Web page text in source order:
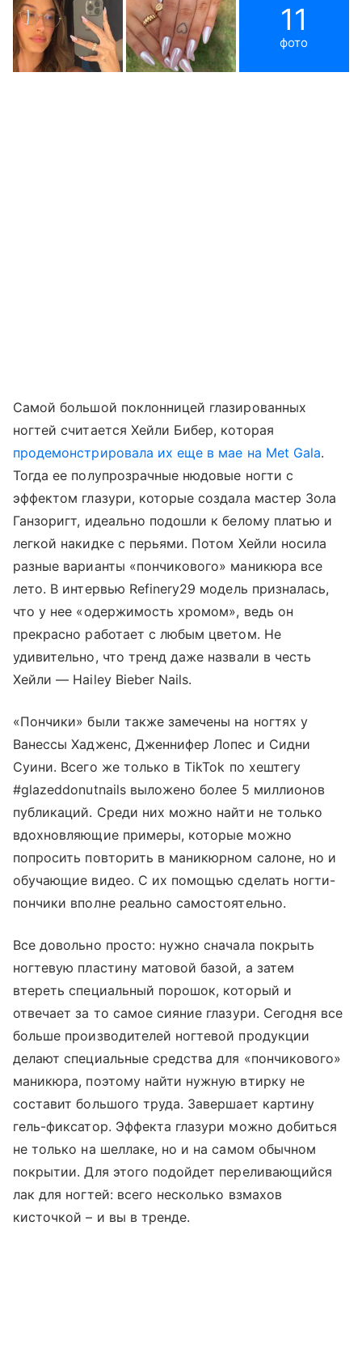
11
фото
Самой большой поклонницей глазированных
ногтей считается Хейли Бибер, которая
продемонстрировала их еще в мае на Met Gala.
Тогда ее полупрозрачные нюдовые ногти с
эффектом глазури, которые создала мастер Зола
Ганзоригт, идеально подошли к белому платью и
легкой накидке с перьями. Потом Хейли носила
разные варианты «пончикового» маникюра все
лето. В интервью Refinery29 модель призналась,
что у нее «одержимость хромом», ведь он
прекрасно работает с любым цветом. Не
удивительно, что тренд даже назвали в честь
Хейли — Hailey Bieber Nails.
«Пончики» были также замечены на ногтях у
Ванессы Хадженс, Дженнифер Лопес и Сидни
Суини. Всего же только в TikTok по хештегу
#glazeddonutnails выложено более 5 миллионов
публикаций. Среди них можно найти не только
вдохновляющие примеры, которые можно
попросить повторить в маникюрном салоне, но и
обучающие видео. С их помощью сделать ногти-
пончики вполне реально самостоятельно.
Все довольно просто: нужно сначала покрыть
ногтевую пластину матовой базой, а затем
втереть специальный порошок, который и
отвечает за то самое сияние глазури. Сегодня все
больше производителей ногтевой продукции
делают специальные средства для «пончикового»
маникюра, поэтому найти нужную втирку не
составит большого труда. Завершает картину
гель-фиксатор. Эффекта глазури можно добиться
не только на шеллаке, но и на самом обычном
покрытии. Для этого подойдет переливающийся
лак для ногтей: всего несколько взмахов
кисточкой – и вы в тренде.